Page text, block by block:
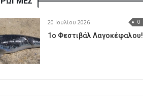
20 Ιουλίου 2026 0
1o Φεστιβάλ Λαγοκέφαλου!